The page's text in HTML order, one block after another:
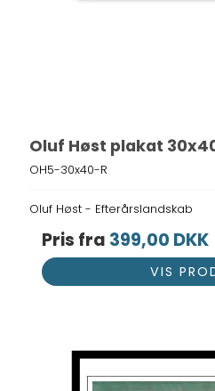
Oluf Høst plakat
OH5-30x40-R
Oluf Høst - Efterårslandskab
Pris fra 399,00 DKK
VIS